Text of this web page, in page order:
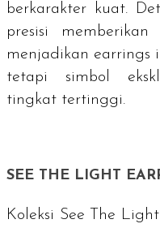
berkarakter kuat.
presisi
menjadikan earrings
tetapi simbol
tingkat tertinggi.
SEE THE LIGHT
Koleksi See The